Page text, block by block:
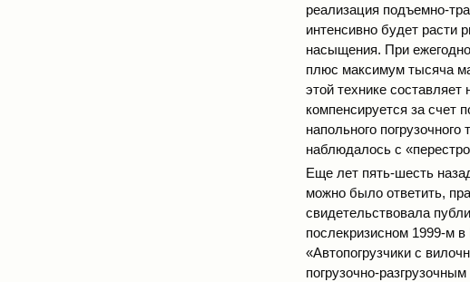
реализация подъемно-
интенсивно будет расти
насыщения. При
плюс максимум тысяча
этой технике
компенсируется за счет
напольного
наблюдалось с
Еще лет пять-шесть
можно было ответить,
свидетельствовала
послекризисном 1999-м
«Автопогрузчики с
погрузочно-